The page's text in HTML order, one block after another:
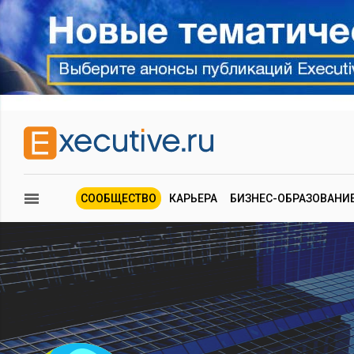
СООБЩЕСТВО КАРЬЕРА БИЗНЕС-